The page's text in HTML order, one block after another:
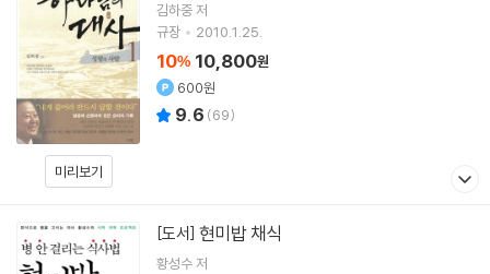
미리보기
김하중저
규장
2010.1.25.
10% 10,800원
600원
9.6 (69)
[도서] 현미밥 채식
황성수저